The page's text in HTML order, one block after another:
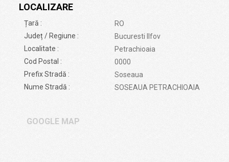
LOCALIZARE
Țară :
RO
Județ / Regiune :
Bucuresti Ilfov
Localitate :
Petrachioaia
Cod Postal :
0000
Prefix Stradă :
Soseaua
Nume Stradă :
SOSEAUA PETRACHIOAIA
GOOGLE MAP